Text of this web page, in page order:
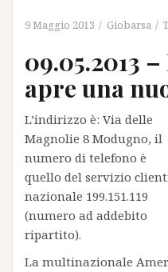
9 Maggio 2013 Giobarsa
09.05.2013
apre una
L’indirizzo è: Via delle
Magnolie 8 Modugno, il
numero di telefono è
quello del servizio
nazionale 199.151.119
(numero ad addebito
ripartito).
La multinazionale